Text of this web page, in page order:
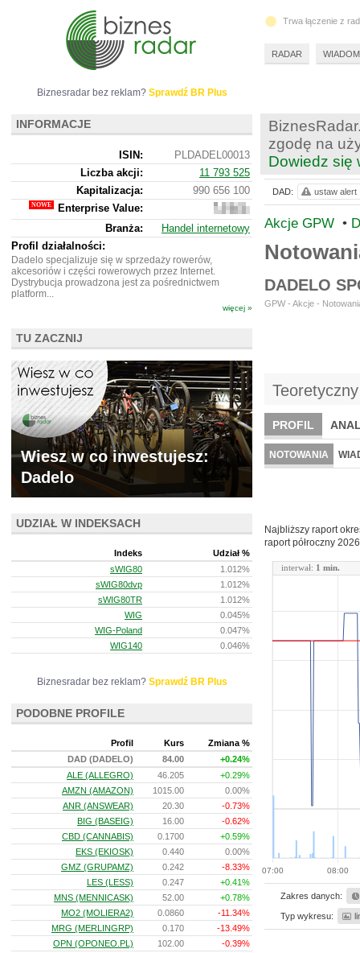
zgodę na
Dowiedz się
Akcje GPW •
DADELO
GPW - Akcje -
PROFIL
WYCENA BR
NOTOWANIA
Najbliższy raport
raport półroczny
07:00 08:00
interwał: 1 min.
Zakres danych:
Typ wykresu:
DAD: ustaw alert
Biznesradar bez reklam? Sprawdź BR Plus
INFORMACJE
ISIN:
PLDADEL00013
Liczba akcji:
11 793 525
Kapitalizacja:
990 656 100
Enterprise Value:
1
175
335
Branża:
Handel internetowy
Profil działalności:
Dadelo specjalizuje się w sprzedaży rowerów,
akcesoriów i części rowerowych przez Internet.
Dystrybucja prowadzona jest za pośrednictwem
platform...
więcej »
TU ZACZNIJ
Wiesz w co inwestujesz:
Dadelo
UDZIAŁ W INDEKSACH
Indeks
Udział %
sWIG80
1.012%
sWIG80dvp
1.012%
sWIG80TR
1.012%
WIG
0.045%
WIG-Poland
0.047%
WIG140
0.046%
Biznesradar bez reklam? Sprawdź BR Plus
PODOBNE PROFILE
Profil Kurs
Zmiana %
DAD (DADELO)
84.00
+0.24%
ALE (ALLEGRO)
46.205
+0.29%
AMZN (AMAZON)
1015.00
0.00%
ANR (ANSWEAR)
20.30
-0.73%
BIG (BASEIG)
16.00
-0.62%
CBD (CANNABIS)
0.1700
+0.59%
EKS (EKIOSK)
0.440
0.00%
GMZ (GRUPAMZ)
0.242
-8.33%
LES (LESS)
0.247
+0.41%
MNS (MENNICASK)
52.00
+0.78%
MO2 (MOLIERA2)
0.0860
-11.34%
MRG (MERLINGRP)
0.170
-13.49%
OPN (OPONEO.PL)
102.00
-0.39%
Trwa łączenie z
RADAR